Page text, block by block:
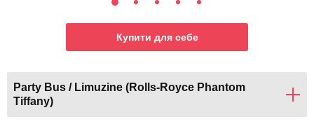
Купити для себе
Party Bus / Limuzine (Rolls-Royce Phantom
Tiffany)